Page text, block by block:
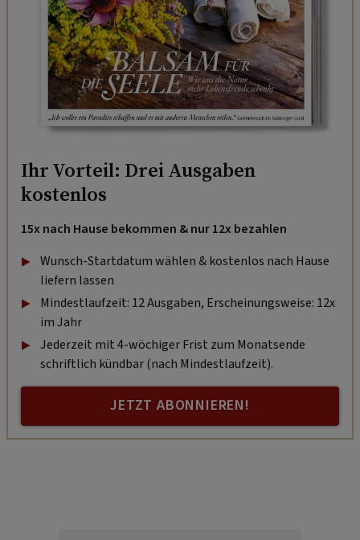
Ihr Vorteil: Drei Ausgaben
kostenlos
15x nach Hause bekommen & nur 12x bezahlen
Wunsch-Startdatum wählen & kostenlos nach Hause
liefern lassen
Mindestlaufzeit: 12 Ausgaben, Erscheinungsweise: 12x
im Jahr
Jederzeit mit 4-wöchiger Frist zum Monatsende
schriftlich kündbar (nach Mindestlaufzeit).
JETZT ABONNIEREN!